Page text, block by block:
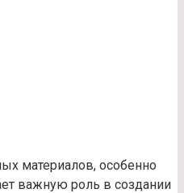
материалов, особенно
важную роль в создании